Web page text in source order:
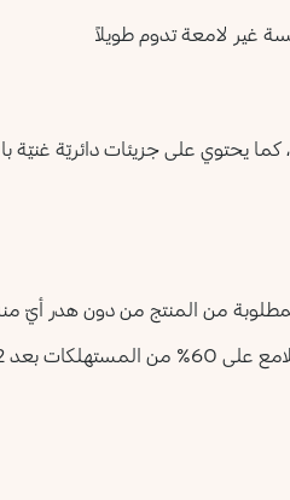
غير لامعة تدوم طويلاً
ويتوفّر في 6 ألوان طبيعيّة، كما يحتوي على
من المنتج من دون هدر أيّ
تطبيق المنتج.